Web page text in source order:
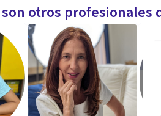
son otros